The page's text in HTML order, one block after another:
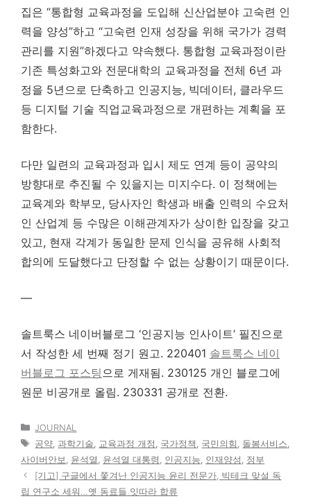
집은 “통합형 교육과정을 도입해 신산업분야 고숙련 인
력을 양성”하고 “고숙련 인재 성장을 위해 국가가 경력
관리를 지원”하겠다고 약속했다. 통합형 교육과정이란
기존 특성화고와 전문대학의 교육과정을 전체 6년 과
정을 5년으로 단축하고 인공지능, 빅데이터, 클라우드
등 디지털 기술 직업교육과정으로 개편하는 계획을 포
함한다.
다만 일련의 교육과정과 입시 제도 연계 등이 공약의
방향대로 추진될 수 있을지는 미지수다. 이 정책에는
교육계와 학부모, 당사자인 학생과 배출 인력의 수요처
인 산업계 등 수많은 이해관계자가 상이한 입장을 갖고
있고, 현재 각계가 동일한 문제 인식을 공유해 사회적
합의에 도달했다고 단정할 수 없는 상황이기 때문이다.
—
솔트룩스 네이버블로그 ‘인공지능 인사이트’ 필진으로
서 작성한 세 번째 정기 원고. 220401 솔트룩스 네이
버블로그 포스팅 으로 게재됨. 230125 개인 블로그에
원문 비공개로 올림. 230331 공개로 전환.
카
테
고
리
JOURNAL
태
그
공약 ,과학기술 교육과정 개정 국가정책 국민의힘 돌봄서비스
사이버안보
윤석열 윤석열 대통령 인공지능 인재양성
정부
[기고] 구글에서 쫓겨난 인공지능 윤리 전문가, 빅테크 맞설 독
립 연구소 세워…옛 동료들 잇따라 합류